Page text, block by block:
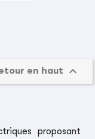
en haut 
proposant